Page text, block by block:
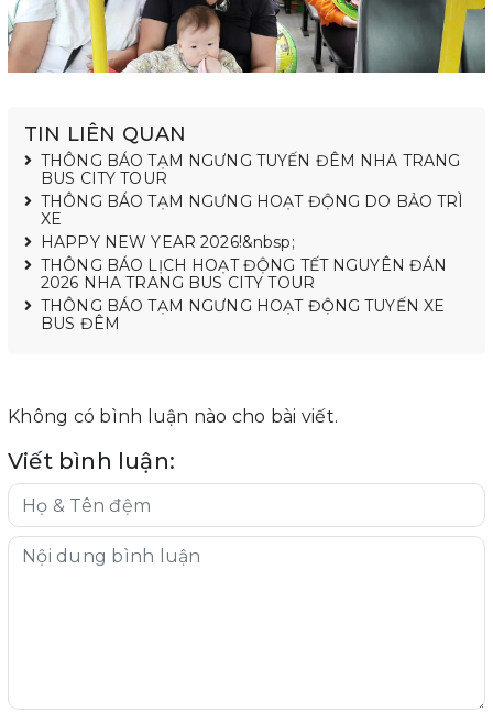
TIN LIÊN QUAN
THÔNG BÁO TẠM NGƯNG TUYẾN ĐÊM NHA TRANG
BUS CITY TOUR
THÔNG BÁO TẠM NGƯNG HOẠT ĐỘNG DO BẢO TRÌ
XE
HAPPY NEW YEAR 2026!&nbsp;
THÔNG BÁO LỊCH HOẠT ĐỘNG TẾT NGUYÊN ĐÁN
2026 NHA TRANG BUS CITY TOUR
THÔNG BÁO TẠM NGƯNG HOẠT ĐỘNG TUYẾN XE
BUS ĐÊM
Không có bình luận nào cho bài viết.
Viết bình luận: